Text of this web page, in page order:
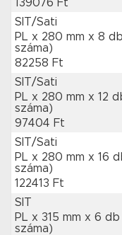
139076 Ft
SIT/Sati
PL x 280 mm x 8 db
száma)
82258 Ft
SIT/Sati
PL x 280 mm x 12
száma)
97404 Ft
SIT/Sati
PL x 280 mm x 16
száma)
122413 Ft
SIT
PL x 315 mm x 6 db
száma)